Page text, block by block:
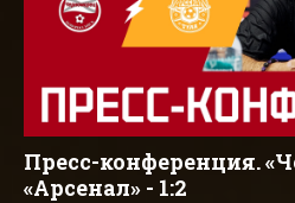
Пресс-конференция.
«Арсенал» - 1:2